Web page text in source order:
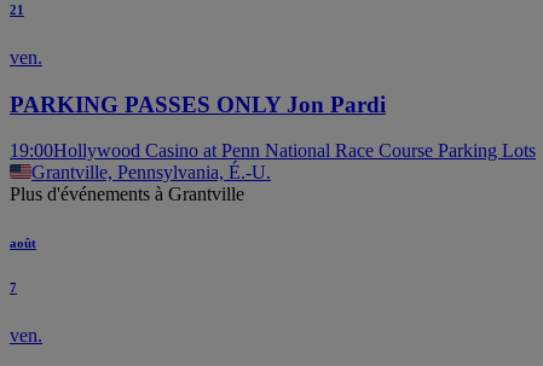
21
ven.
PARKING PASSES ONLY Jon Pardi
19:00Hollywood Casino at Penn National Race Course Parking Lots
Grantville, Pennsylvania, É.-U.
Plus d'événements à Grantville
août
7
ven.